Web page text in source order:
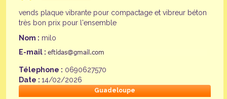
vends plaque vibrante pour compactage et vibreur béton
très bon prix pour l'ensemble
Nom : milo
E-mail :
Télephone : 0690627570
Date : 14/02/2026
Guadeloupe